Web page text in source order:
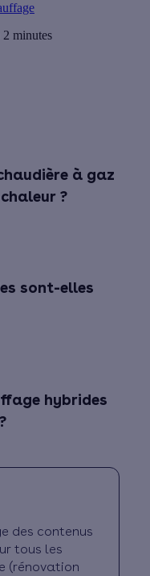
minutes
à gaz
?
sont-elles
hybrides
des contenus
tous les
(rénovation